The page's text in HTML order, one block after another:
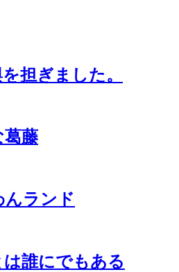
担ぎました。
葛藤
ランド
誰にでもある